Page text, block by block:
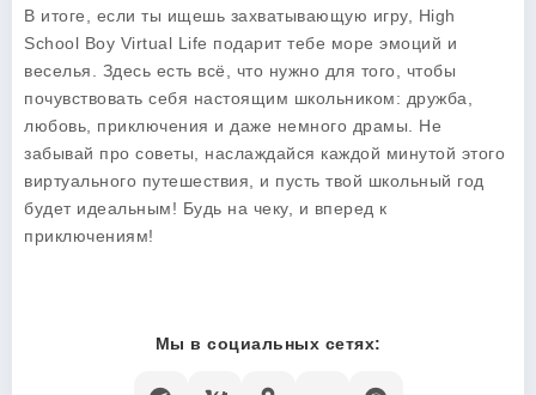
В итоге, если ты ищешь захватывающую игру, High
School Boy Virtual Life подарит тебе море эмоций и
веселья. Здесь есть всё, что нужно для того, чтобы
почувствовать себя настоящим школьником: дружба,
любовь, приключения и даже немного драмы. Не
забывай про советы, наслаждайся каждой минутой этого
виртуального путешествия, и пусть твой школьный год
будет идеальным! Будь на чеку, и вперед к
приключениям!
Мы в социальных сетях: